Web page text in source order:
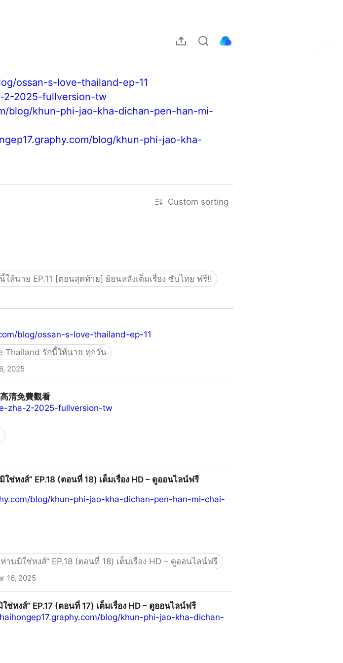
ossan-s-love-thailand-ep-11
2-2025-fullversion-tw
blog/khun-phi-jao-kha-dichan-pen-han-mi-
blog/khun-phi-jao-kha-
Custom sorting
ห้นาย EP.11 [ตอนสุดท้าย] ย้อนหลังเต็มเรื่อง ซับไทย ฟรี!!
blog/ossan-s-love-thailand-ep-11
Thailand รักนี้ให้นาย ทุกวัน
2025
清免費觀看
zha-2-2025-fullversion-tw
หงส์” EP.18 (ตอนที่ 18) เต็มเรื่อง HD – ดูออนไลน์ฟรี
blog/khun-phi-jao-kha-dichan-pen-han-mi-chai-
มิใช่หงส์” EP.18 (ตอนที่ 18) เต็มเรื่อง HD – ดูออนไลน์ฟรี
16, 2025
หงส์” EP.17 (ตอนที่ 17) เต็มเรื่อง HD – ดูออนไลน์ฟรี
blog/khun-phi-jao-kha-dichan-